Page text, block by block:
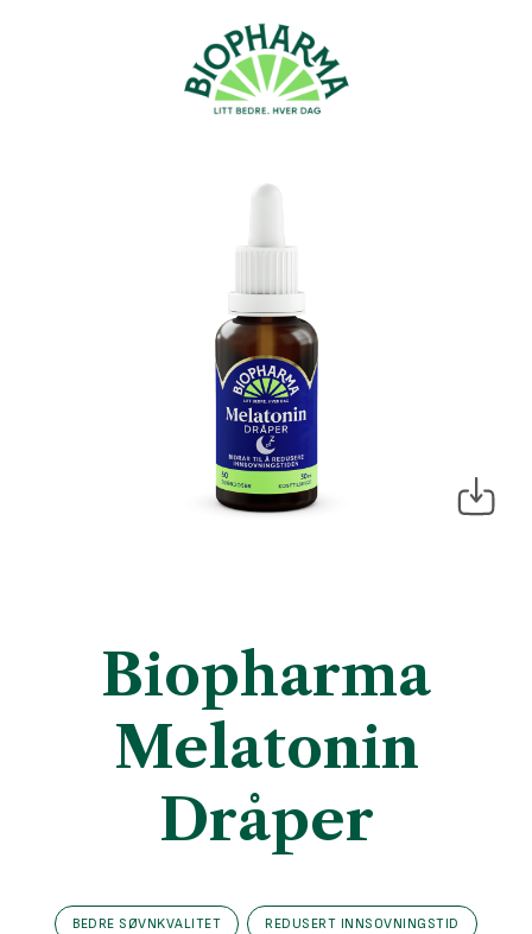
Biopharma
Melatonin
Dråper
BEDRE SØVNKVALITET REDUSERT INNSOVNINGSTID